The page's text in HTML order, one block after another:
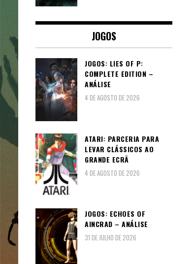
JOGOS
JOGOS: LIES OF P:
COMPLETE EDITION –
ANÁLISE
4 DE AGOSTO DE 2026
ATARI: PARCERIA PARA
LEVAR CLÁSSICOS AO
GRANDE ECRÃ
4 DE AGOSTO DE 2026
JOGOS: ECHOES OF
AINCRAD – ANÁLISE
31 DE JULHO DE 2026